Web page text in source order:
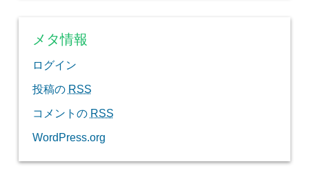
メタ情報
ログイン
投稿の RSS
コメントの RSS
WordPress.org